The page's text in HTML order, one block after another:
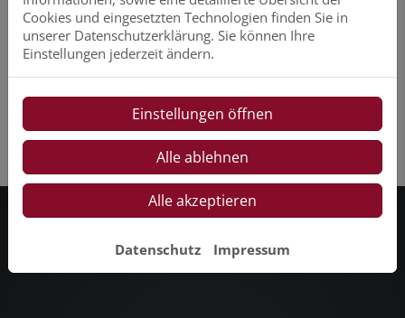
Nachrüstbar für jede Badsituation
VORTEILE UNSERER RENOVIERUNGSPLATTE:
Cookies und eingesetzten Technologien finden Sie in
unserer Datenschutzerklärung. Sie können Ihre
Einstellungen jederzeit ändern.
Einstellungen öffnen
Alle ablehnen
Alle akzeptieren
Datenschutz Impressum